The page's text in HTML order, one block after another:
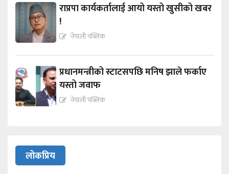
राप्रपा कार्यकर्तालाई आयो यस्तो खुसीको खबर
!
नेपाली पब्लिक
प्रधानमन्त्रीको स्टाटसपछि मनिष झाले फर्काए
यस्तो जवाफ
नेपाली पब्लिक
लोकप्रिय